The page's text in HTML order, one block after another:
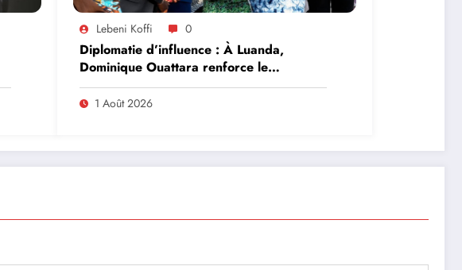
Lebeni Koffi 0
Diplomatie d’influence : À Luanda,
Dominique Ouattara renforce le
leadership solidaire de la Côte d’Ivoire
en Afrique
1 Août 2026